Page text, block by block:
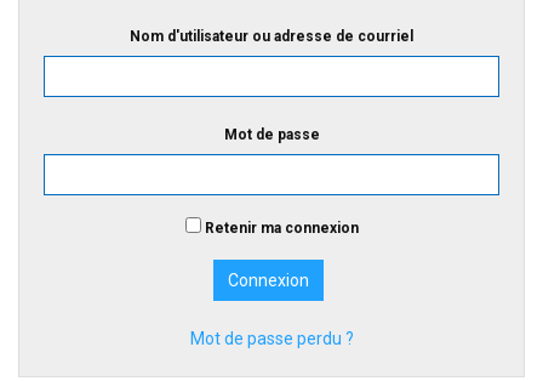
Nom d'utilisateur ou adresse de courriel
Mot de passe
Retenir ma connexion
Mot de passe perdu ?